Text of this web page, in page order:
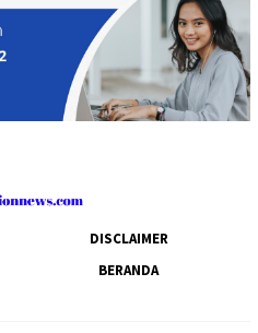
DISCLAIMER
BERANDA